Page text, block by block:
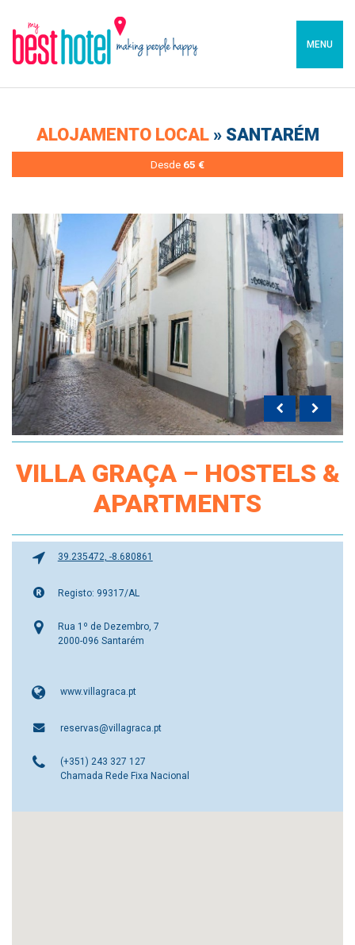
MENU
ALOJAMENTO LOCAL » SANTARÉM
Desde 65 €
VILLA GRAÇA – HOSTELS &
APARTMENTS
39.235472, -8.680861
Registo: 99317/AL
Rua 1º de Dezembro, 7
2000-096 Santarém
www.villagraca.pt
reservas@villagraca.pt
(+351) 243 327 127
Chamada Rede Fixa Nacional